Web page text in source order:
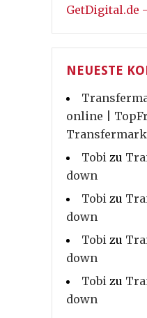
GetDigital.de
NEUESTE
online |
Tobi zu
down
Tobi zu
down
Tobi zu
down
Tobi zu
down